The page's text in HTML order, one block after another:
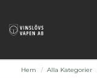
Hem Alla Kategorier